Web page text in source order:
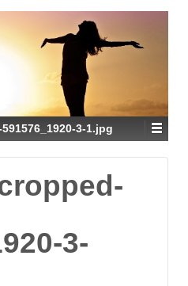
3-1.jpg
3-